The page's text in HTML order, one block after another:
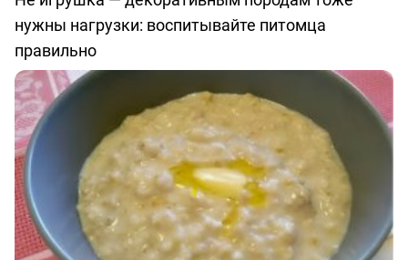
нужны нагрузки: воспитывайте питомца
правильно